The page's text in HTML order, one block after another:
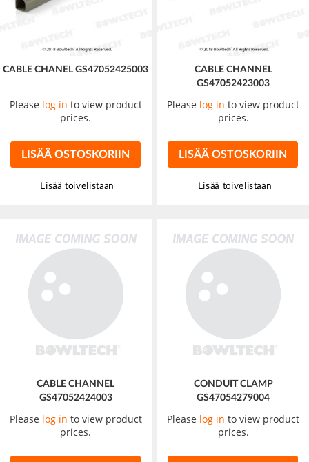
CABLE CHANEL GS47052425003
Please log in to view product
prices.
LISÄÄ OSTOSKORIIN
Lisää toivelistaan
CABLE CHANNEL
GS47052423003
Please log in to view product
prices.
LISÄÄ OSTOSKORIIN
Lisää toivelistaan
CABLE CHANNEL
GS47052424003
Please log in to view product
prices.
CONDUIT CLAMP
GS47054279004
Please log in to view product
prices.